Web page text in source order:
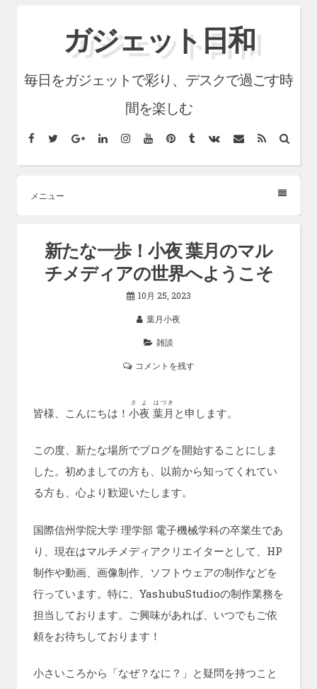
ン
キ
ガジェット日和
毎日をガジェットで彩り、デスクで過ごす時
間を楽しむ
Facebook
TwitterGoogle+LinkedInInstagram
YouTubePinterest
TumblrVK
メ
RSS
メニュー
新たな一歩！小夜 葉月のマル
チメディアの世界へようこそ
10月 25, 2023
葉月小夜
雑談
コメントを残す
皆様、こんにちは！ 小夜
さよ
葉月
はづき
と申します。
この度、新たな場所でブログを開始することにしま
した。初めましての方も、以前から知ってくれてい
る方も、心より歓迎いたします。
国際信州学院大学 理学部 電子機械学科の卒業生であ
り、現在はマルチメディアクリエイターとして、HP
制作や動画、画像制作、ソフトウェアの制作などを
行っています。特に、YashubuStudioの制作業務を
担当しております。ご興味があれば、いつでもご依
頼をお待ちしております！
小さいころから「なぜ？なに？」と疑問を持つこと